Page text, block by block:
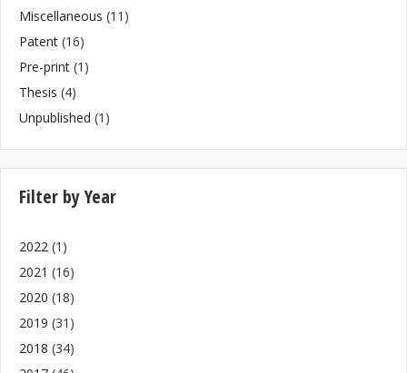
Miscellaneous (11)
Patent (16)
Pre-print (1)
Thesis (4)
Unpublished (1)
Filter by Year
2022 (1)
2021 (16)
2020 (18)
2019 (31)
2018 (34)